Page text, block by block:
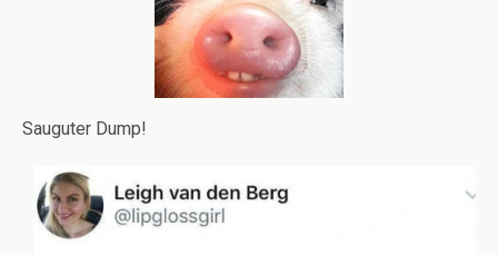
Sauguter Dump!